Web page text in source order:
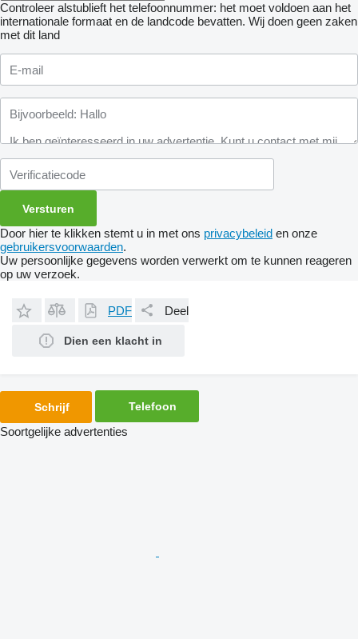
Controleer alstublieft het telefoonnummer: het moet voldoen aan het
internationale formaat en de landcode bevatten. Wij doen geen zaken
met dit land
Door hier te klikken stemt u in met ons privacybeleid en onze
gebruikersvoorwaarden.
Uw persoonlijke gegevens worden verwerkt om te kunnen reageren
op uw verzoek.
PDF Deel
Dien een klacht in
Schrijf Telefoon
Soortgelijke advertenties